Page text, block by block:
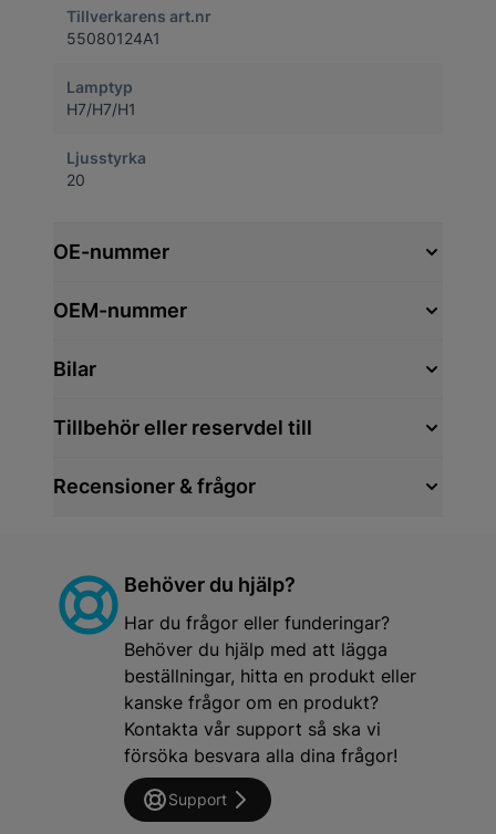
Tillverkarens art.nr
55080124A1
Lamptyp
H7/H7/H1
Ljusstyrka
20
OE-nummer
OEM-nummer
Bilar
Tillbehör eller reservdel till
Recensioner & frågor
Behöver du hjälp?
Har du frågor eller funderingar?
Behöver du hjälp med att lägga
beställningar, hitta en produkt eller
kanske frågor om en produkt?
Kontakta vår support så ska vi
försöka besvara alla dina frågor!
Support